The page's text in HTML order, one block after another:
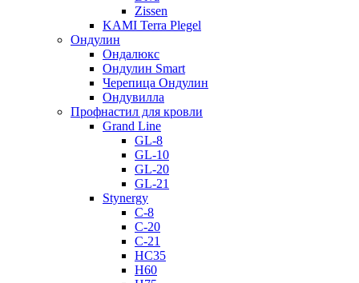
Zissen
KAMI Terra Plegel
Ондулин
Ондалюкс
Ондулин Smart
Черепица Ондулин
Ондувилла
Профнастил для кровли
Grand Line
GL-8
GL-10
GL-20
GL-21
Stynergy
C-8
C-20
C-21
НС35
Н60